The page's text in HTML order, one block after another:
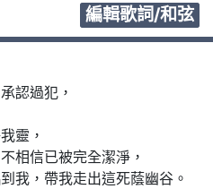
編輯歌詞/和弦
認過犯，
靈，
相信已被完全潔淨，
我，帶我走出這死蔭幽谷。